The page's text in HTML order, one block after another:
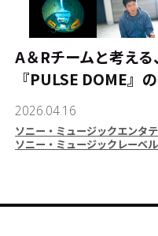
運営会社
お問
A＆Rチームと考え
『PULSE DOME』
2026.04.16
ソニー・ミュージックエンタ
ソニー・ミュージックレーベ